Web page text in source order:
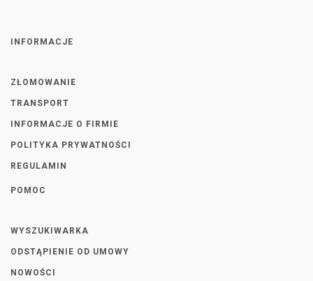
INFORMACJE
ZŁOMOWANIE
TRANSPORT
INFORMACJE O FIRMIE
POLITYKA PRYWATNOŚCI
REGULAMIN
POMOC
WYSZUKIWARKA
ODSTĄPIENIE OD UMOWY
NOWOŚCI